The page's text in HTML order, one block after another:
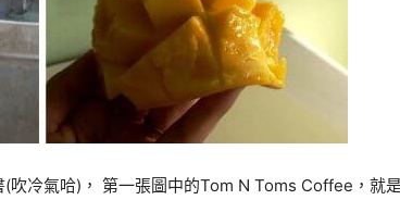
吹冷氣哈)， 第一張圖中的Tom N Toms Coffee，就